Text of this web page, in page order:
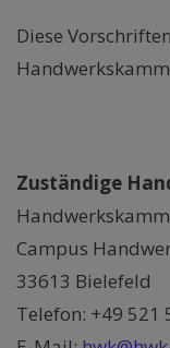
Diese
Zuständige
Campus
33613 Bielefeld
Telefon: +49 521